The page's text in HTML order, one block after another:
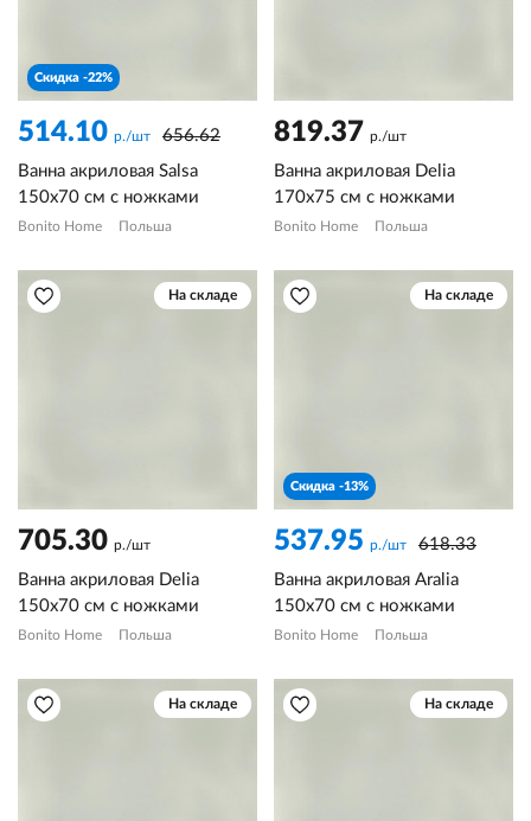
Скидка -22%
514.10 р./шт
656.62
Ванна акриловая Salsa
150х70 см с ножками
Bonito Home Польша
819.37 р./шт
Ванна акриловая Delia
170х75 см с ножками
Bonito Home Польша
На складе
705.30 р./шт
Ванна акриловая Delia
150х70 см с ножками
Bonito Home Польша
На складе
Скидка -13%
537.95 р./шт
618.33
Ванна акриловая Aralia
150х70 см с ножками
Bonito Home Польша
На складе На складе